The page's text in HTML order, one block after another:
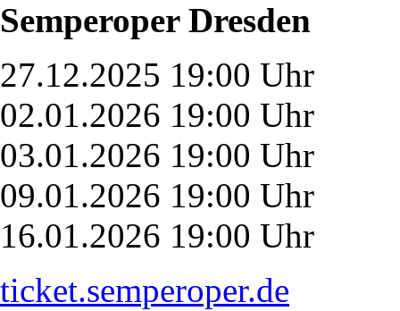
Semperoper Dresden
27.12.2025 19:00 Uhr
02.01.2026 19:00 Uhr
03.01.2026 19:00 Uhr
09.01.2026 19:00 Uhr
16.01.2026 19:00 Uhr
ticket.semperoper.de